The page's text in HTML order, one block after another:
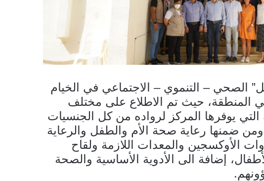
الصحي – التنموي – الاجتماعي في الخيام
المنطقة، حيث تم الاطلاع على مختلف
التي يوفرها المركز لرواده من كل الجنسيات
ومن ضمنها رعاية صحة الأم والطفل والرعاية
الأوكسجين والمعدات اللازمة ولقاح
للأطفال، إضافة الى الأدوية الأساسية والصحة